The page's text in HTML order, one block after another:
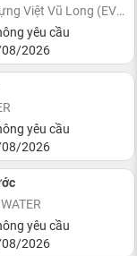
Công ty TNHH Tư vấn thiết kế và Xây dựng Việt Vũ Long (EVITArchitecture)
yêu cầu
2026
yêu cầu
2026
yêu cầu
2026